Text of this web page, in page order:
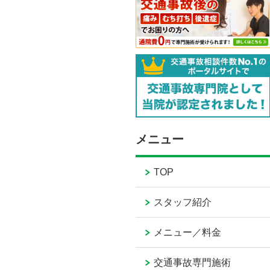
メニュー
TOP
スタッフ紹介
メニュー／料金
交通事故専門施術